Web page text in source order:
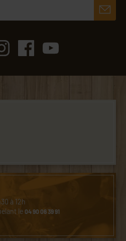
à 12h
le04 90 06 39 91